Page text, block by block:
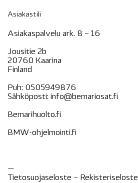
Asiakastili
Asiakaspalvelu ark. 8 – 16
Jousitie 2b
20760 Kaarina
Finland
Puh: 0505949876
Sähköposti: info@bemariosat.fi
Bemarihuolto.fi
BMW-ohjelmointi.fi
—
Tietosuojaseloste – Rekisteriseloste